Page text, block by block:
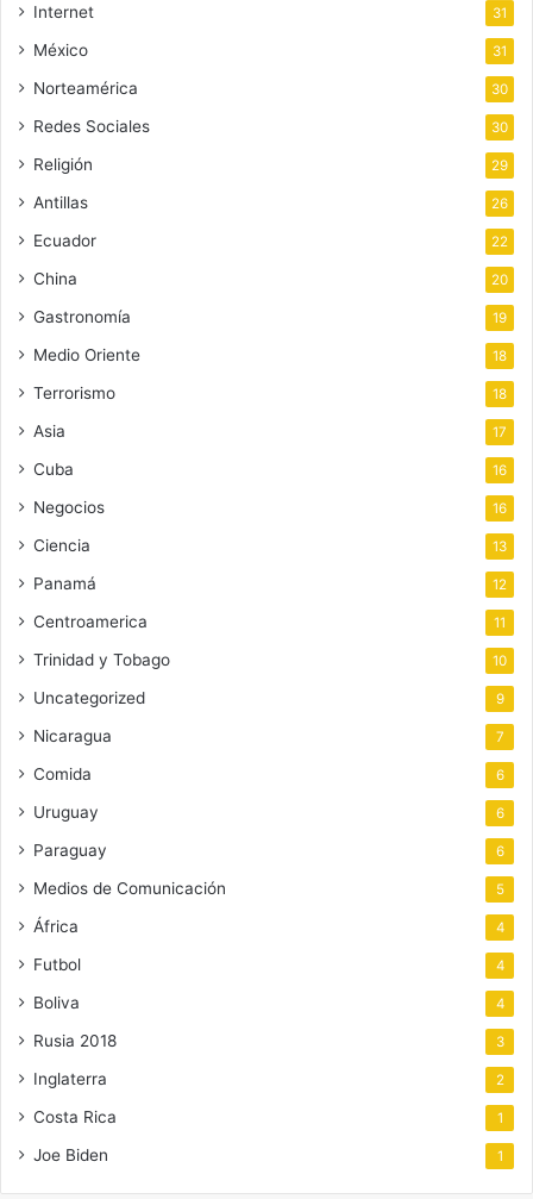
Internet 31
México 31
Norteamérica 30
Redes Sociales 30
Religión 29
Antillas 26
Ecuador 22
China 20
Gastronomía 19
Medio Oriente 18
Terrorismo 18
Asia 17
Cuba 16
Negocios 16
Ciencia 13
Panamá 12
Centroamerica 11
Trinidad y Tobago 10
Uncategorized 9
Nicaragua 7
Comida 6
Uruguay 6
Paraguay 6
Medios de Comunicación 5
África 4
Futbol 4
Boliva 4
Rusia 2018 3
Inglaterra 2
Costa Rica 1
Joe Biden 1